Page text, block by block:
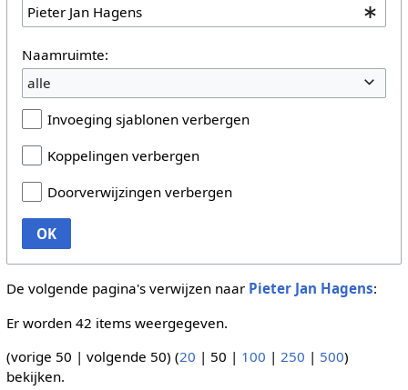
Naamruimte:
alle
Invoeging sjablonen verbergen
Koppelingen verbergen
Doorverwijzingen verbergen
OK
De volgende pagina's verwijzen naar Pieter Jan Hagens:
Er worden 42 items weergegeven.
(vorige 50 | volgende 50) (20 | 50 | 100 | 250 | 500)
bekijken.